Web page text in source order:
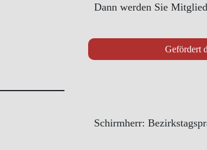
Dann werden Sie Mitglied
Gefördert
Schirmherr: